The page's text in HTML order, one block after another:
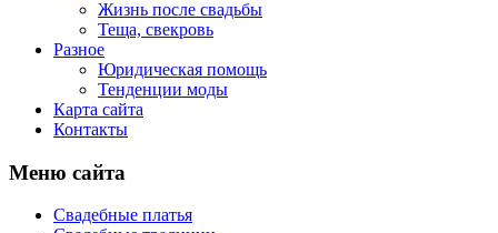
Жизнь после свадьбы
Теща, свекровь
Разное
Юридическая помощь
Тенденции моды
Карта сайта
Контакты
Меню сайта
Свадебные платья